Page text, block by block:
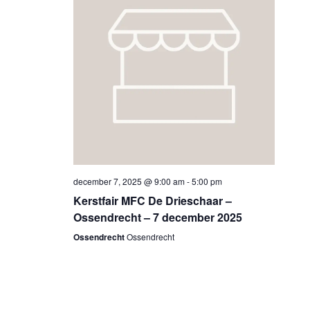
december 7, 2025 @ 9:00 am-5:00 pm
Kerstfair MFC De Drieschaar –
Ossendrecht – 7 december 2025
OssendrechtOssendrecht